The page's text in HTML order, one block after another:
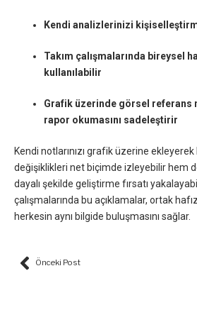
Kendi analizlerinizi
Takım çalışmalarında bireysel
kullanılabilir
Grafik üzerinde görsel referans
rapor okumasını sadeleştirir
Kendi notlarınızı grafik üzerine
değişiklikleri net biçimde izleyebilir hem
dayalı şekilde geliştirme fırsatı
çalışmalarında bu açıklamalar, ortak
herkesin aynı bilgide buluşmasını sağlar.
Prev
Önceki Post